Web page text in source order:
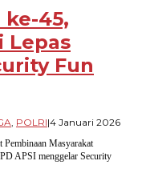
ke-45,
Lepas
Fun
POLRI|4 Januari 2026oleh
Pembinaan Masyarakat
APSI menggelar Security